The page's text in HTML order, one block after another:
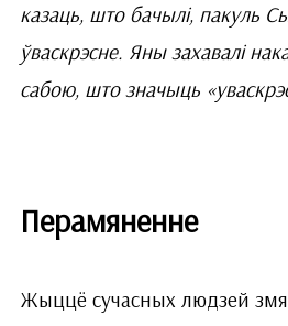
казаць, што бачылі, пакуль
ўваскрэсне. Яны захавалі
сабою, што значыць
Перамяненне
Жыццё сучасных людзей